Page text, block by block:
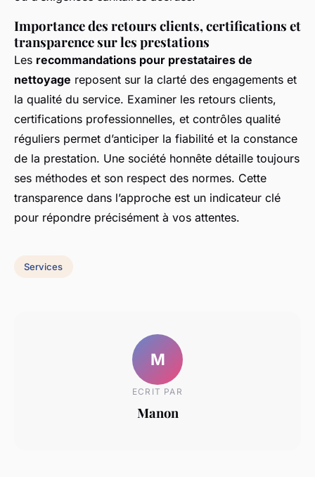
Importance des retours clients, certifications et
transparence sur les prestations
Les recommandations pour prestataires de
nettoyage reposent sur la clarté des engagements et
la qualité du service. Examiner les retours clients,
certifications professionnelles, et contrôles qualité
réguliers permet d’anticiper la fiabilité et la constance
de la prestation. Une société honnête détaille toujours
ses méthodes et son respect des normes. Cette
transparence dans l’approche est un indicateur clé
pour répondre précisément à vos attentes.
Services
M
ECRIT PAR
Manon